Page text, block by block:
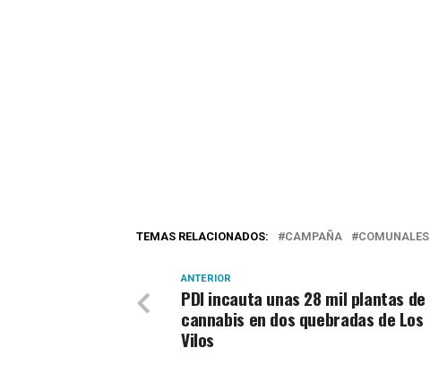
TEMAS RELACIONADOS: CAMPAÑA COMUNALES
ANTERIOR
PDI incauta unas 28 mil plantas de
cannabis en dos quebradas de Los
Vilos